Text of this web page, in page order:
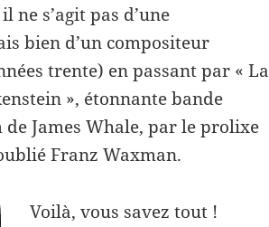
ne s’agit pas d’une
bien d’un compositeur
trente) en passant par « La
», étonnante bande
James Whale, par le prolixe
Franz Waxman.
Voilà, vous savez tout !